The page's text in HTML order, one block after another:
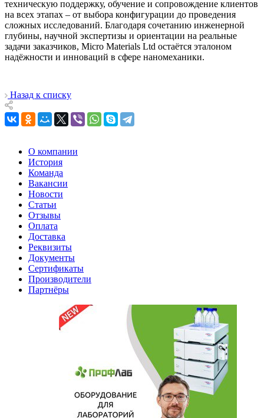
техническую поддержку, обучение и сопровождение клиентов
на всех этапах – от выбора конфигурации до проведения
сложных исследований. Благодаря сочетанию инженерной
глубины, научной экспертизы и ориентации на реальные
задачи заказчиков, Micro Materials Ltd остаётся эталоном
надёжности и инноваций в сфере наномеханики.
Назад к списку
О компании
История
Команда
Вакансии
Новости
Статьи
Отзывы
Оплата
Доставка
Реквизиты
Документы
Сертификаты
Производители
Партнёры